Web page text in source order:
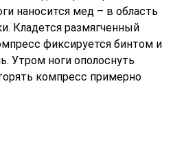
наносится мед – в область
Кладется размягченный
фиксируется бинтом и
Утром ноги ополоснуть
компресс примерно